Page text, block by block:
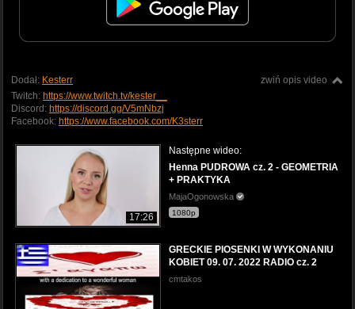
zwiń opis video
Dodał: Kesterr
Twitch: https://www.twitch.tv/kester__
Discord: https://discord.gg/V5mNbzj
Facebook: https://www.facebook.com/K3sterr
17:26
Następne wideo:
Henna PUDROWA cz. 2 - GEOMETRIA
+ PRAKTYKA
MajaOgonowska
1080p
GRECKIE PIOSENKI W WYKONANIU
KOBIET 09. 07. 2022 RADIO cz. 2
cmtakos